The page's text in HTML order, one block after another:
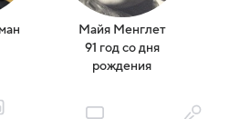
Майя Менглет
91 год со дня
рождения